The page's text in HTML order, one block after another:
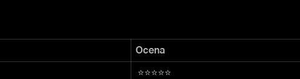
Ocena
⭐⭐⭐⭐⭐